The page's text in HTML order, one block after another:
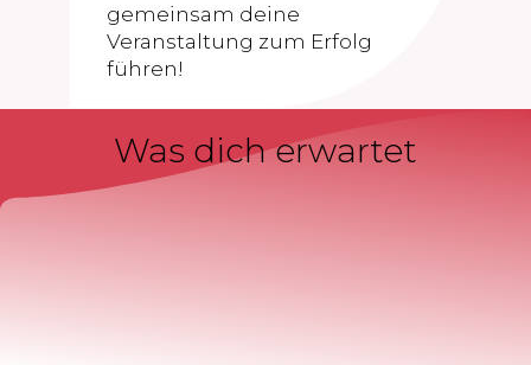
gemeinsam deine
Veranstaltung zum Erfolg
führen!
Was dich erwartet